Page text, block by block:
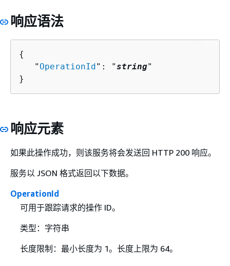
响应语法
{
   "
OperationId": "string"
}
响应元素
如果此操作成功，则该服务将会发送回 HTTP 200 响应。
服务以 JSON 格式返回以下数据。
OperationId
可用于跟踪请求的操作 ID。
类型：字符串
长度限制：最小长度为 1。长度上限为 64。